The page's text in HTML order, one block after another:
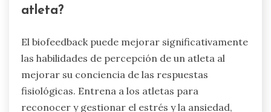
Los métodos basados en la intuición pueden
el rendimiento atlético. Técnicas como la
visualización, la atención plena y el control de la
respiración mejoran el enfoque y la regulación
emocional. Estas estrategias raras promueven la
autoconciencia, permitiendo a los atletas